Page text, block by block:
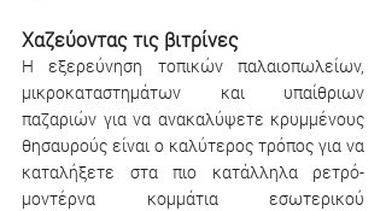
Χαζεύοντας τις βιτρίνες
Η εξερεύνηση τοπικών παλαιοπωλείων,
μικροκαταστημάτων και υπαίθριων
παζαριών για να ανακαλύψετε κρυμμένους
θησαυρούς είναι ο καλύτερος τρόπος για να
καταλήξετε στα πιο κατάλληλα ρετρό-
μοντέρνα κομμάτια εσωτερικού